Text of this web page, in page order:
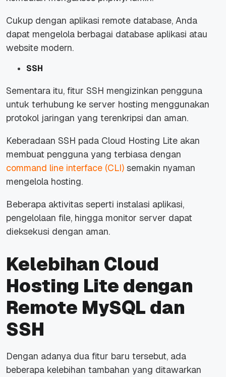
Cukup dengan aplikasi remote database, Anda
dapat mengelola berbagai database aplikasi atau
website modern.
SSH
Sementara itu, fitur SSH mengizinkan pengguna
untuk terhubung ke server hosting menggunakan
protokol jaringan yang terenkripsi dan aman.
Keberadaan SSH pada Cloud Hosting Lite akan
membuat pengguna yang terbiasa dengan
command line interface (CLI) semakin nyaman
mengelola hosting.
Beberapa aktivitas seperti instalasi aplikasi,
pengelolaan file, hingga monitor server dapat
dieksekusi dengan aman.
Kelebihan Cloud
Hosting Lite dengan
Remote MySQL dan
SSH
Dengan adanya dua fitur baru tersebut, ada
beberapa kelebihan tambahan yang ditawarkan